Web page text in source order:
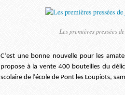
Les premières pressées
C’est une bonne nouvelle pour les
propose à la vente 400 bouteilles du
scolaire de l’école de Pont les Loupiots,